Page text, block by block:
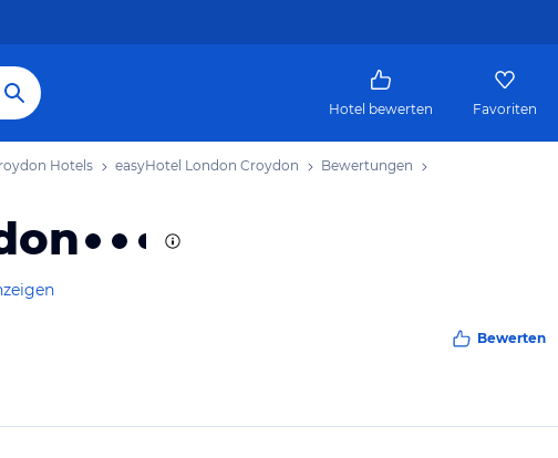
Hotel bewerten Favoriten
Hotels easyHotel London Croydon Bewertungen
Bewerten